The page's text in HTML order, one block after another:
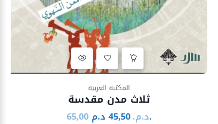
المكتبة الغربية
ثلاث مدن مقدسة
65,00 د.م.
Le
45,50 د.م.Le